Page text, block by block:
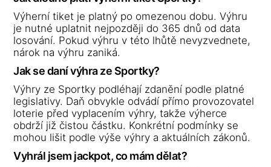
Výherní tiket je platný po omezenou dobu. Výhru
je nutné uplatnit nejpozději do 365 dnů od data
losování. Pokud výhru v této lhůtě nevyzvednete,
nárok na výhru zaniká.
Jak se daní výhra ze Sportky?
Výhry ze Sportky podléhají zdanění podle platné
legislativy. Daň obvykle odvádí přímo provozovatel
loterie před vyplacením výhry, takže výherce
obdrží již čistou částku. Konkrétní podmínky se
mohou lišit podle výše výhry a aktuálních zákonů.
Vyhrál jsem jackpot, co mám dělat?